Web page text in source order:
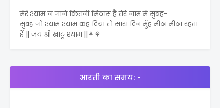
मेरे श्याम न जाने कितनी मिठास है तेरे नाम मे सुबह-
सुबह जो श्याम श्याम कह दिया तो सारा दिन मुँह मीठा मीठा रहता
हैं || जय श्री खाटू श्याम ||⚘⚘
आरती का समय: -